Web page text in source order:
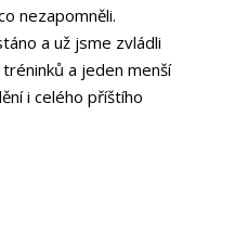
nezapomněli.
a už jsme zvládli
a jeden menší
i celého příštího